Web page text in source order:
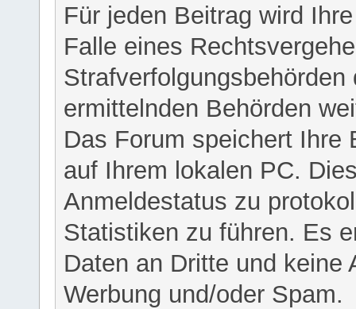
Für jeden Beitrag wird
Falle eines
ermittelnden Behörden
Das Forum speichert Ihre
auf Ihrem lokalen PC.
Anmeldestatus zu
Statistiken zu führen. Es
Daten an Dritte und keine
Werbung und/oder Spam.